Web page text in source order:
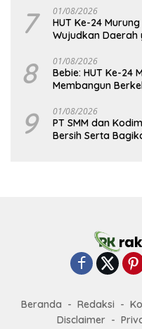
7 01/08/2026
HUT Ke-24
Wujudkan Daerah
8 01/08/2026
Bebie: HUT Ke-24
Membangun
9 01/08/2026
PT SMM dan
Bersih Serta
Beranda Redaksi
Disclaimer